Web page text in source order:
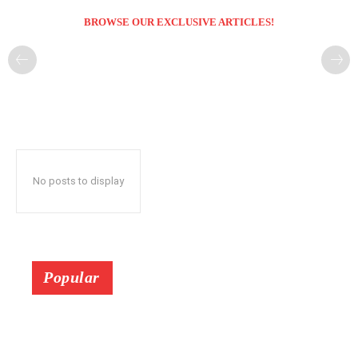
BROWSE OUR EXCLUSIVE ARTICLES!
No posts to display
Popular